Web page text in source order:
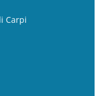
Carpi